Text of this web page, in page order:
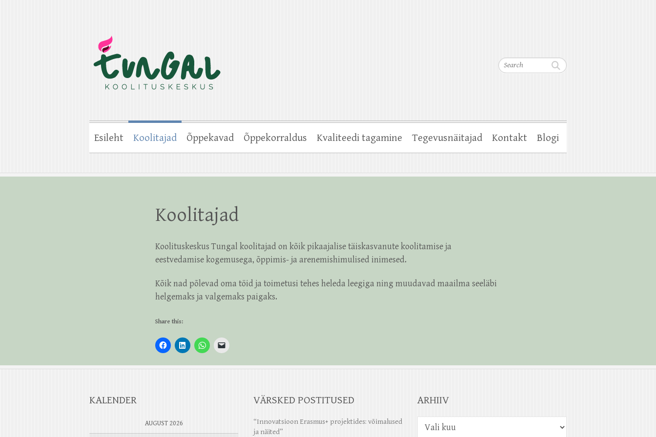
Search
Esileht Koolitajad Õppekavad Õppekorraldus Kvaliteedi tagamine Tegevusnäitajad Kontakt Blogi
Koolitajad
Koolituskeskus Tungal koolitajad on kõik pikaajalise täiskasvanute koolitamise ja
eestvedamise kogemusega, õppimis- ja arenemishimulised inimesed.
Kõik nad põlevad oma töid ja toimetusi tehes heleda leegiga ning muudavad maailma seeläbi
helgemaks ja valgemaks paigaks.
Share this:
KALENDER
AUGUST 2026
VÄRSKED POSTITUSED
“Innovatsioon Erasmus+ projektides: võimalused
ja näited”
ARHIIV